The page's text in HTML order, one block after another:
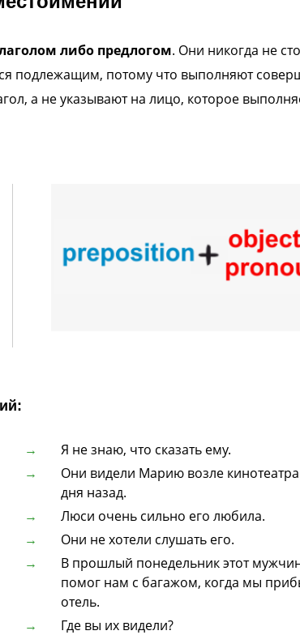
либо предлогом. Они никогда не
подлежащим, потому что выполняют
а не указывают на лицо, которое
Я не знаю, что сказать ему.
Они видели Марию возле
дня назад.
Люси очень сильно его любила.
Они не хотели слушать его.
В прошлый понедельник этот
помог нам с багажом, когда мы
отель.
Где вы их видели?